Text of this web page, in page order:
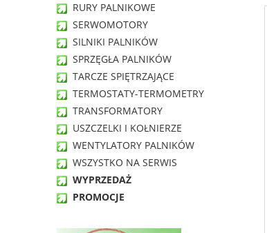
RURY PALNIKOWE
SERWOMOTORY
SILNIKI PALNIKÓW
SPRZĘGŁA PALNIKÓW
TARCZE SPIĘTRZAJĄCE
TERMOSTATY-TERMOMETRY
TRANSFORMATORY
USZCZELKI I KOŁNIERZE
WENTYLATORY PALNIKÓW
WSZYSTKO NA SERWIS
WYPRZEDAŻ
PROMOCJE